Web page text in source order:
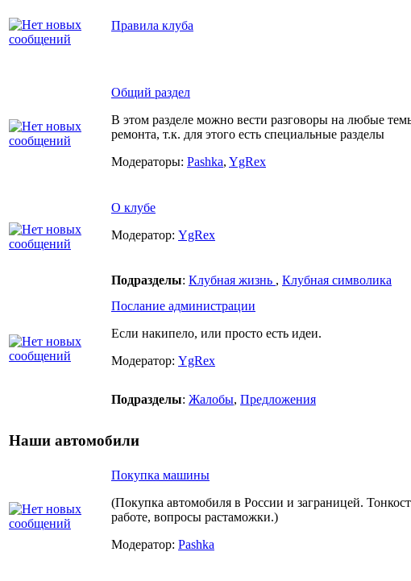
Правила клуба
Общий раздел
В этом разделе можно вести разговоры на любые
ремонта, т.к. для этого есть специальные разделы
Модераторы: Pashka, YgRex
О клубе
Модератор: YgRex
Подразделы: Клубная жизнь , Клубная символика
Послание администрации
Если накипело, или просто есть идеи.
Модератор: YgRex
Подразделы: Жалобы, Предложения
Наши автомобили
Покупка машины
(Покупка автомобиля в России и заграницей.
работе, вопросы растаможки.)
Модератор: Pashka